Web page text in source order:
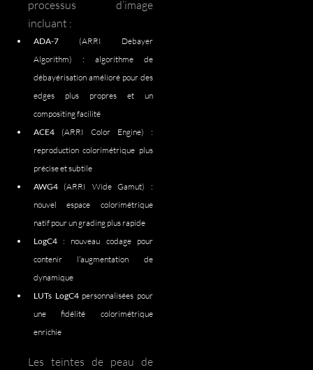
processus d’image
incluant :
ADA-7 (ARRI Debayer
Algorithm) : algorithme de
débayérisation amélioré pour des
edges plus propres et un
compositing facilité
ACE4 (ARRI Color Engine) :
reproduction colorimétrique plus
précise et subtile
AWG4 (ARRI Wide Gamut) :
nouvel espace colorimétrique
natif pour un grading plus rapide
LogC4 : nouveau codage pour
contenir l’augmentation de
dynamique
LUTs LogC4personnalisées pour
une fidélité colorimétrique
enrichie
Les teintes de peau de